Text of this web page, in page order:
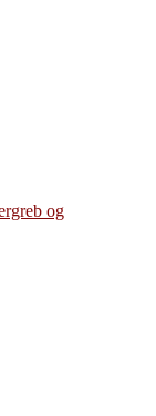
og